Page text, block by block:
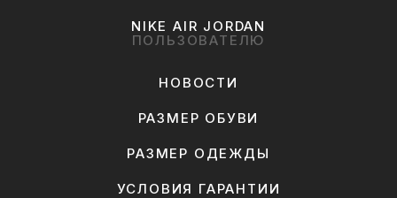
NIKE AIR JORDAN
ПОЛЬЗОВАТЕЛЮ
НОВОСТИ
РАЗМЕР ОБУВИ
РАЗМЕР ОДЕЖДЫ
УСЛОВИЯ ГАРАНТИИ